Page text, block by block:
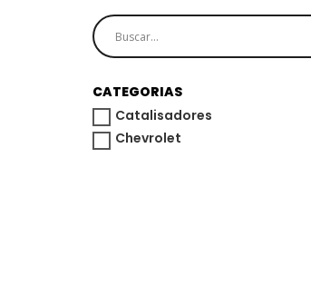
CATEGORIAS
Catalisadores
Chevrolet